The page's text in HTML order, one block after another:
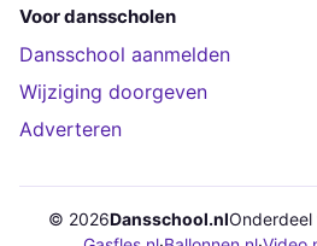
Voor dansscholen
Dansschool aanmelden
Wijziging doorgeven
Adverteren
© 2026Dansschool.nlOnderdeel